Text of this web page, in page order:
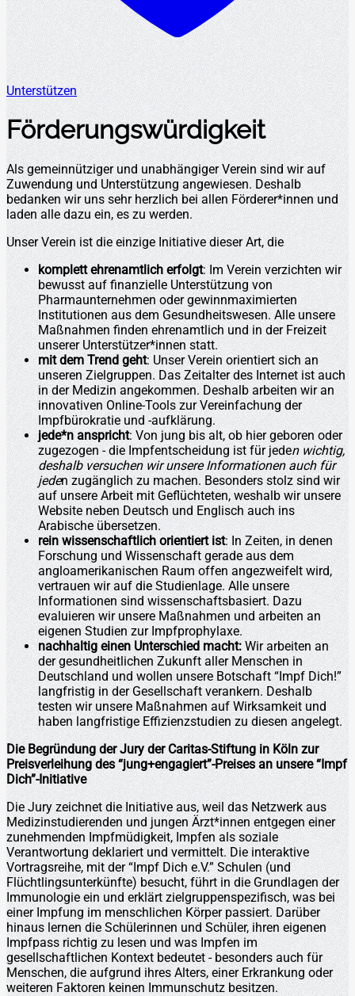
Unterstützen
Förderungswürdigkeit
Als gemeinnütziger und unabhängiger Verein sind wir auf
Zuwendung und Unterstützung angewiesen. Deshalb
bedanken wir uns sehr herzlich bei allen Förderer*innen und
laden alle dazu ein, es zu werden.
Unser Verein ist die einzige Initiative dieser Art, die
komplett ehrenamtlich erfolgt: Im Verein verzichten wir
bewusst auf finanzielle Unterstützung von
Pharmaunternehmen oder gewinnmaximierten
Institutionen aus dem Gesundheitswesen. Alle unsere
Maßnahmen finden ehrenamtlich und in der Freizeit
unserer Unterstützer*innen statt.
mit dem Trend geht: Unser Verein orientiert sich an
unseren Zielgruppen. Das Zeitalter des Internet ist auch
in der Medizin angekommen. Deshalb arbeiten wir an
innovativen Online-Tools zur Vereinfachung der
Impfbürokratie und -aufklärung.
jede*n anspricht: Von jung bis alt, ob hier geboren oder
zugezogen - die Impfentscheidung ist für jeden wichtig,
deshalb versuchen wir unsere Informationen auch für
jeden zugänglich zu machen. Besonders stolz sind wir
auf unsere Arbeit mit Geflüchteten, weshalb wir unsere
Website neben Deutsch und Englisch auch ins
Arabische übersetzen.
rein wissenschaftlich orientiert ist: In Zeiten, in denen
Forschung und Wissenschaft gerade aus dem
angloamerikanischen Raum offen angezweifelt wird,
vertrauen wir auf die Studienlage. Alle unsere
Informationen sind wissenschaftsbasiert. Dazu
evaluieren wir unsere Maßnahmen und arbeiten an
eigenen Studien zur Impfprophylaxe.
nachhaltig einen Unterschied macht:Wir arbeiten an
der gesundheitlichen Zukunft aller Menschen in
Deutschland und wollen unsere Botschaft “Impf Dich!”
langfristig in der Gesellschaft verankern. Deshalb
testen wir unsere Maßnahmen auf Wirksamkeit und
haben langfristige Effizienzstudien zu diesen angelegt.
Die Begründung der Jury der Caritas-Stiftung in Köln zur
Preisverleihung des “jung+engagiert”-Preises an unsere “Impf
Dich”-Initiative
Die Jury zeichnet die Initiative aus, weil das Netzwerk aus
Medizinstudierenden und jungen Ärzt*innen entgegen einer
zunehmenden Impfmüdigkeit, Impfen als soziale
Verantwortung deklariert und vermittelt. Die interaktive
Vortragsreihe, mit der “Impf Dich e.V.” Schulen (und
Flüchtlingsunterkünfte) besucht, führt in die Grundlagen der
Immunologie ein und erklärt zielgruppenspezifisch, was bei
einer Impfung im menschlichen Körper passiert. Darüber
hinaus lernen die Schülerinnen und Schüler, ihren eigenen
Impfpass richtig zu lesen und was Impfen im
gesellschaftlichen Kontext bedeutet - besonders auch für
Menschen, die aufgrund ihres Alters, einer Erkrankung oder
weiteren Faktoren keinen Immunschutz besitzen.